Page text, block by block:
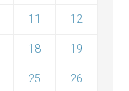
11 12
18 19
25 26